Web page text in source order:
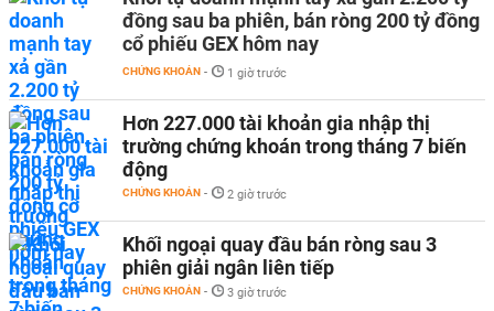
đồng sau ba phiên, bán ròng 200 tỷ đồng
cổ phiếu GEX hôm nay
CHỨNG KHOÁN - 1 giờ trước
Hơn 227.000 tài khoản gia nhập thị
trường chứng khoán trong tháng 7 biến
động
CHỨNG KHOÁN - 2 giờ trước
Khối ngoại quay đầu bán ròng sau 3
phiên giải ngân liên tiếp
CHỨNG KHOÁN - 3 giờ trước